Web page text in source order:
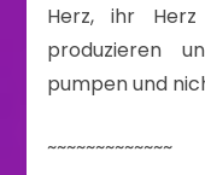
Herz, ihr
produzieren
pumpen und
~~~~~~~~~~~~~